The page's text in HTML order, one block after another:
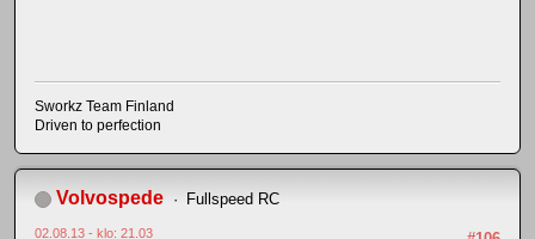
Sworkz Team Finland
Driven to perfection
Volvospede Fullspeed RC
02.08.13 - klo: 21.03